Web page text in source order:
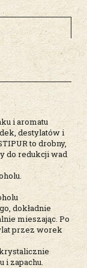
kosztów
i aromatu
destylatów i
to drobny,
do redukcji wad
dokładnie
mieszając. Po
przez worek
i zapachu.